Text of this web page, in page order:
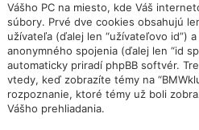
Vášho PC na miesto, kde Váš
súbory. Prvé dve cookies obsahujú
užívateľa (ďalej len “užívateľovo id”)
anonymného spojenia (ďalej len “id
automaticky priradí phpBB softvér.
vtedy, keď zobrazíte témy na
rozpoznanie, ktoré témy už boli
Vášho prehliadania.